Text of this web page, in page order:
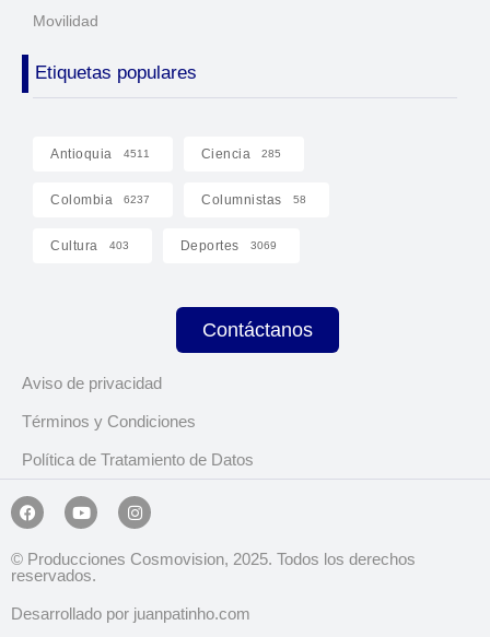
Movilidad
Etiquetas populares
Antioquia 4511 Ciencia 285
Colombia 6237 Columnistas 58
Cultura 403 Deportes 3069
Contáctanos
Aviso de privacidad
Términos y Condiciones
Política de Tratamiento de Datos
© Producciones Cosmovision, 2025. Todos los derechos
reservados.
Desarrollado por juanpatinho.com